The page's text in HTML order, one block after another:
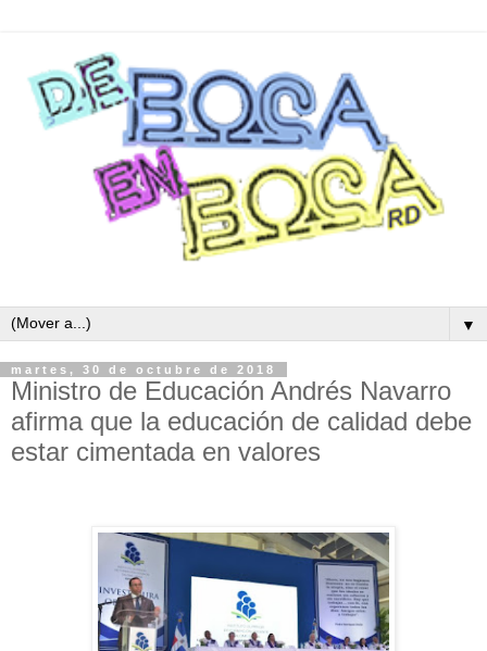
▼
martes, 30 de octubre de 2018
Ministro de Educación Andrés Navarro
afirma que la educación de calidad debe
estar cimentada en valores